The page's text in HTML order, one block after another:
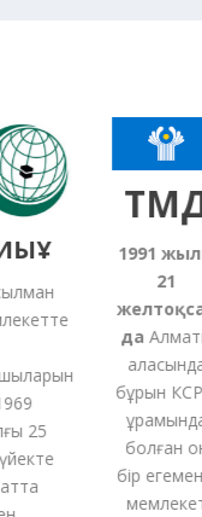
25
ТМД
1991жылғы
21
желтоқсан
даАлматы
қаласында
бұрын КСРО
құрамында
болғанон
бір егеменді
мемлекет